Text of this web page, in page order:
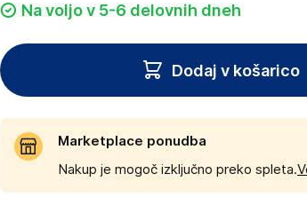
Na voljo v 5-6 delovnih dneh
Dodaj v košarico
Marketplace ponudba
Nakup je mogoč izključno preko spleta.